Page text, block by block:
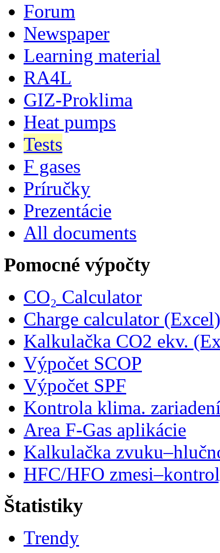
Forum
Newspaper
Learning material
RA4L
GIZ-Proklima
Heat pumps
Tests
F gases
Príručky
Prezentácie
All documents
Pomocné výpočty
CO₂ Calculator
Charge calculator (Excel)
Kalkulačka CO2 ekv.
Výpočet SCOP
Výpočet SPF
Kontrola klima.
Area F-Gas aplikácie
Kalkulačka
HFC/HFO
Štatistiky
Trendy